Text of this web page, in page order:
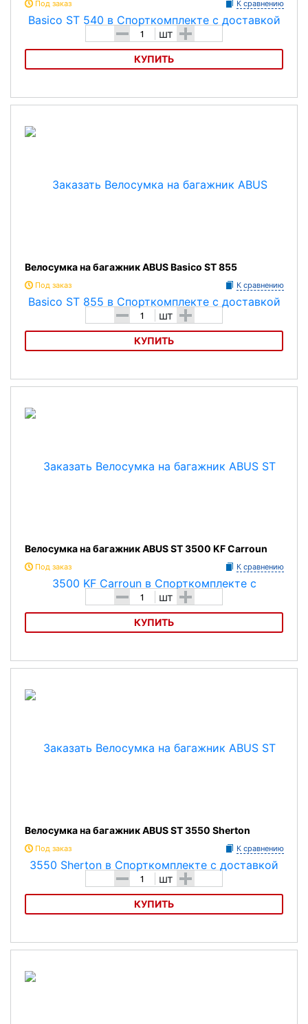
Под заказ К сравнению
- шт +
КУПИТЬ
Велосумка на багажник ABUS Basico ST 540
Велосумка на багажник ABUS Basico ST 855
Под заказ К сравнению
- шт +
КУПИТЬ
Велосумка на багажник ABUS Basico ST 855
Велосумка на багажник ABUS ST 3500 KF Carroun
Под заказ К сравнению
- шт +
КУПИТЬ
Велосумка на багажник ABUS ST 3500 KF Carroun
Велосумка на багажник ABUS ST 3550 Sherton
Под заказ К сравнению
- шт +
КУПИТЬ
Велосумка на багажник ABUS ST 3550 Sherton